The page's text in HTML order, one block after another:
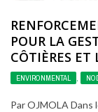
POUR LA
CÔTIÈRES ET
ENVIRONMENTAL
Par OJMOLA Dans